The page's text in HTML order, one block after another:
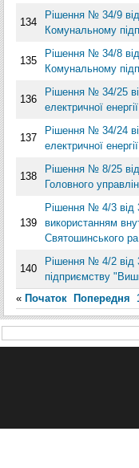
134
Рішення № 34/9
Комунальному
135
Рішення № 34/8
Комунальному
136
Рішення № 34/25
електричної
137
Рішення № 34/24
електричної
138
Рішення № 8/25
Головного
139
Рішення № 4/3 від
використанням
Святошинського ра
140
Рішення № 4/2 від
підприємству
« Початок Попередня